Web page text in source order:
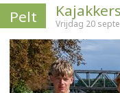
Pelt Vrijdag 20